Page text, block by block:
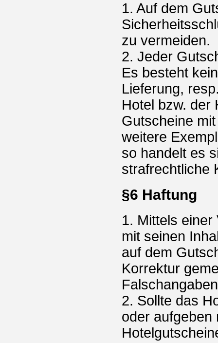
1. Auf dem
zu vermeiden.
2. Jeder
Es besteht
Lieferung,
Hotel bzw. der
Gutscheine
weitere
so handelt es
strafrechtliche
§6 Haftung
1. Mittels
mit seinen
auf dem
Korrektur
2. Sollte das
oder aufgeben